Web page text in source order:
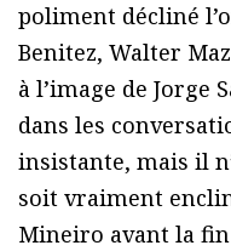
poliment décliné
Benitez, Walter
à l’image de Jorge
dans les
insistante, mais il
soit vraiment
Mineiro avant la